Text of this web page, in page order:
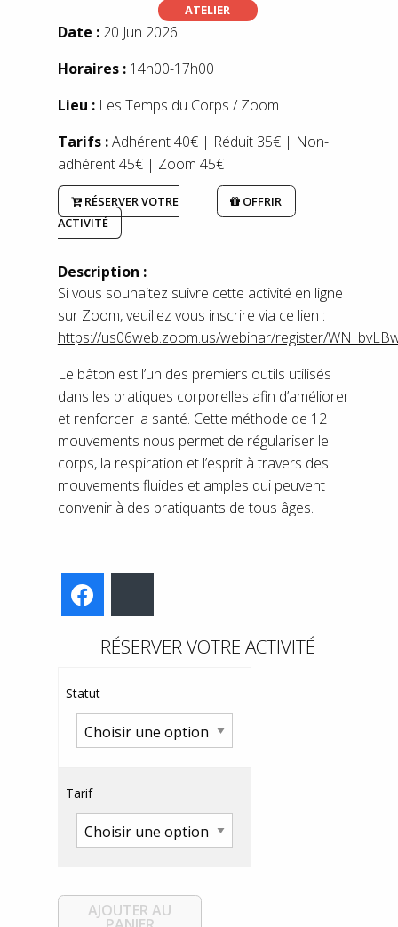
ATELIER
Date :20 Jun 2026
Horaires :14h00-17h00
Lieu : Les Temps du Corps / Zoom
Tarifs :Adhérent 40€ | Réduit 35€ | Non-
adhérent 45€ | Zoom 45€
RÉSERVER VOTRE
ACTIVITÉ
OFFRIR
Description :
Si vous souhaitez suivre cette activité en ligne
sur Zoom, veuillez vous inscrire via ce lien :
https://us06web.zoom.us/webinar/register/
Le bâton est l’un des premiers outils utilisés
dans les pratiques corporelles afin d’améliorer
et renforcer la santé. Cette méthode de 12
mouvements nous permet de régulariser le
corps, la respiration et l’esprit à travers des
mouvements fluides et amples qui peuvent
convenir à des pratiquants de tous âges.
RÉSERVER VOTRE ACTIVITÉ
Statut
Tarif
AJOUTER AU